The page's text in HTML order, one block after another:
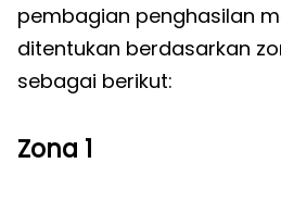
pembagian penghasilan
ditentukan berdasarkan
sebagai berikut:
Zona 1